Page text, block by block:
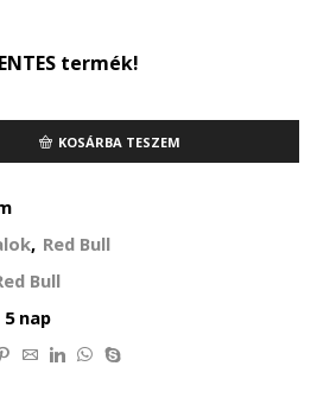
termék!
KOSÁRBA TESZEM
, Red Bull
Bull
5 nap